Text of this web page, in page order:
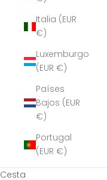
Italia (EUR
€)
Luxemburgo
(EUR €)
Países
Bajos (EUR
€)
Portugal
(EUR €)
Cesta